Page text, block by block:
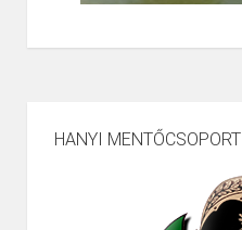
HANYI MENTŐCSOPORT